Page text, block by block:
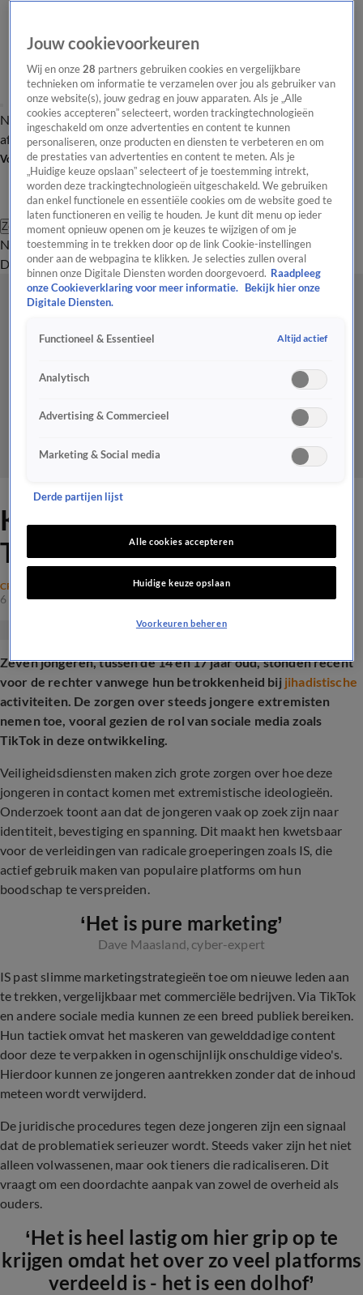
Nieuws van de DagOpinie van de Dag Onze categorieën Laatste
afleveringVideo's Nieuws van de Dag Podcast
Volg Nieuws van de Dag
Zoeken
Nieuws van de DagOpinie van de
Dag
Video'sUitzendingen PodcastPanelContact
Kinderen radicaliseren door
TikTok-kalifaat
CRIME
6 aug 2025, 18:41
Zeven jongeren, tussen de 14 en 17 jaar oud, stonden recent
voor de rechter vanwege hun betrokkenheid bij jihadistische
activiteiten. De zorgen over steeds jongere extremisten
nemen toe, vooral gezien de rol van sociale media zoals
TikTok in deze ontwikkeling.
Veiligheidsdiensten maken zich grote zorgen over hoe deze
jongeren in contact komen met extremistische ideologieën.
Onderzoek toont aan dat de jongeren vaak op zoek zijn naar
identiteit, bevestiging en spanning. Dit maakt hen kwetsbaar
voor de verleidingen van radicale groeperingen zoals IS, die
actief gebruik maken van populaire platforms om hun
boodschap te verspreiden.
‘Het is pure marketing’
Dave Maasland, cyber-expert
IS past slimme marketingstrategieën toe om nieuwe leden aan
te trekken, vergelijkbaar met commerciële bedrijven. Via TikTok
en andere sociale media kunnen ze een breed publiek bereiken.
Hun tactiek omvat het maskeren van gewelddadige content
door deze te verpakken in ogenschijnlijk onschuldige video's.
Hierdoor kunnen ze jongeren aantrekken zonder dat de inhoud
meteen wordt verwijderd.
De juridische procedures tegen deze jongeren zijn een signaal
dat de problematiek serieuzer wordt. Steeds vaker zijn het niet
alleen volwassenen, maar ook tieners die radicaliseren. Dit
vraagt om een doordachte aanpak van zowel de overheid als
ouders.
‘Het is heel lastig om hier grip op te
krijgen omdat het over zo veel platforms
verdeeld is - het is een dolhof’
Jouw cookievoorkeuren
Wij en onze28 partners gebruiken cookies en vergelijkbare
technieken om informatie te verzamelen over jou als gebruiker van
onze website(s), jouw gedrag en jouw apparaten. Als je „Alle
cookies accepteren” selecteert, worden trackingtechnologieën
ingeschakeld om onze advertenties en content te kunnen
personaliseren, onze producten en diensten te verbeteren en om
de prestaties van advertenties en content te meten. Als je
„Huidige keuze opslaan” selecteert of je toestemming intrekt,
worden deze trackingtechnologieën uitgeschakeld. We gebruiken
dan enkel functionele en essentiële cookies om de website goed te
laten functioneren en veilig te houden. Je kunt dit menu op ieder
moment opnieuw openen om je keuzes te wijzigen of om je
toestemming in te trekken door op de link Cookie-instellingen
onder aan de webpagina te klikken. Je selecties zullen overal
binnen onze Digitale Diensten worden doorgevoerd. Raadpleeg
onze Cookieverklaring voor meer informatie.
Bekijk hier onze
Digitale Diensten.
Functioneel & Essentieel Altijd actief
Analytisch
Advertising & Commercieel
Marketing & Social media
Derde partijen lijst
Alle cookies accepteren
Huidige keuze opslaan
Voorkeuren beheren